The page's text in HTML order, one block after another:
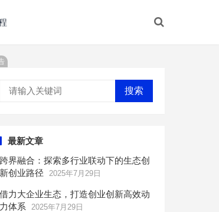
搜索
最新文章
跨界融合：探索多行业联动下的生态创
新创业路径
2025年7月29日
借力大企业生态，打造创业创新高效动
力体系
2025年7月29日